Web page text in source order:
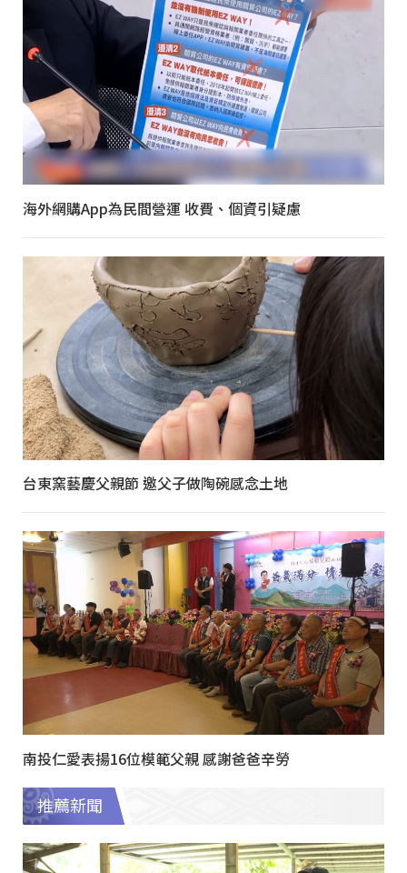
海外網購App為民間營運 收費、個資引疑慮
台東窯藝慶父親節 邀父子做陶碗感念土地
南投仁愛表揚16位模範父親 感謝爸爸辛勞
推薦新聞